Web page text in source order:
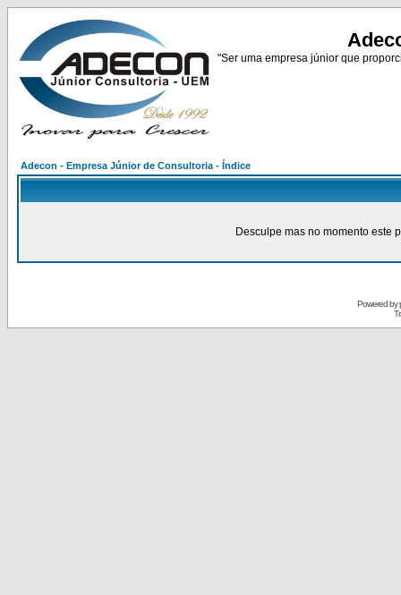
"Ser uma empresa júnior que
Adecon - Empresa Júnior de Consultoria - Índice
Desculpe mas no momento este
Powered by